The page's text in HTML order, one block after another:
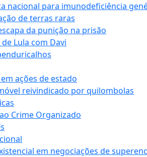
nacional para imunodeficiência
de terras raras
da punição na prisão
Lula com Davi
ações de estado
reivindicado por quilombolas
Crime Organizado
em negociações de